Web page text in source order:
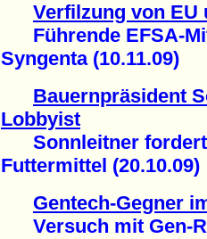
Verfilzung von EU
Führende EFSA-
Syngenta (10.11.09)
Bauernpräsident
Lobbyist
Sonnleitner fordert
Futtermittel (20.10.09)
Gentech-Gegner
Versuch mit Gen-